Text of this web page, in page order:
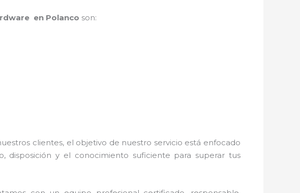
en Polanco son:
clientes, el objetivo de nuestro servicio está enfocado
disposición y el conocimiento suficiente para superar tus